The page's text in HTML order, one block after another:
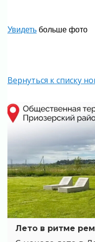
Увидеть больше фото
Вернуться к списку
Лето в ритме